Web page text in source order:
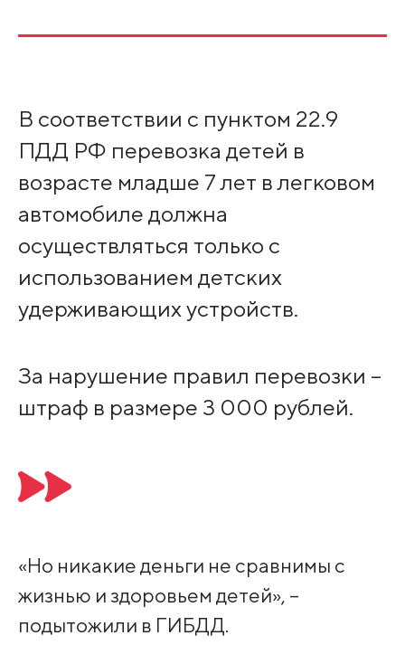
В соответствии с пунктом 22.9
ПДД РФ перевозка детей в
возрасте младше 7 лет в легковом
автомобиле должна
осуществляться только с
использованием детских
удерживающих устройств.
За нарушение правил перевозки –
штраф в размере 3 000 рублей.
«Но никакие деньги не сравнимы с
жизнью и здоровьем детей», –
подытожили в ГИБДД.